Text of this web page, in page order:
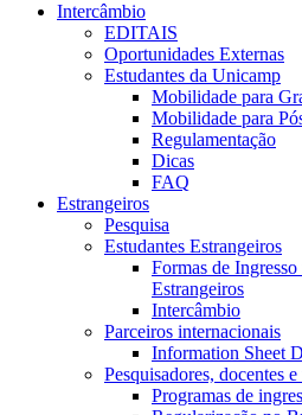
Intercâmbio
EDITAIS
Oportunidades Externas
Estudantes da Unicamp
Mobilidade para
Mobilidade para
Regulamentação
Dicas
FAQ
Estrangeiros
Pesquisa
Estudantes Estrangeiros
Formas de
Estrangeiros
Intercâmbio
Parceiros internacionais
Information Sheet
Pesquisadores, docentes
Programas de